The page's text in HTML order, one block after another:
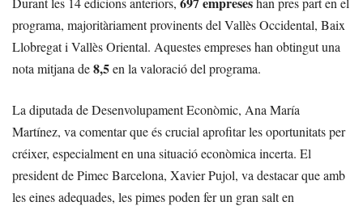
programa, majoritàriament provinents del Vallès Occidental, Baix
Llobregat i Vallès Oriental. Aquestes empreses han obtingut una
nota mitjana de8,5en la valoració del programa.
La diputada de Desenvolupament Econòmic, Ana María
Martínez, va comentar que és crucial aprofitar les oportunitats per
créixer, especialment en una situació econòmica incerta. El
president de Pimec Barcelona, Xavier Pujol, va destacar que amb
les eines adequades, les pimes poden fer un gran salt en